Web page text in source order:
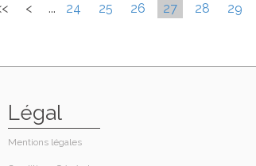
< ... 24 25 26 27 28 29
Légal
Mentions légales